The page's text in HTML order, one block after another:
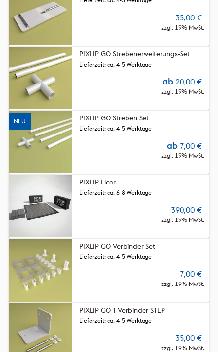
35,00 €
zzgl. 19% MwSt.
PIXLIP GO Strebenerweiterungs-Set
ab 20,00 €
zzgl. 19% MwSt.
Lieferzeit: ca. 4-5 Werktage
NEU PIXLIP GO Streben Set
ab 7,00 €
zzgl. 19% MwSt.
Lieferzeit: ca. 4-5 Werktage
PIXLIP Floor
390,00 €
zzgl. 19% MwSt.
Lieferzeit: ca. 6-8 Werktage
PIXLIP GO Verbinder Set
7,00 €
zzgl. 19% MwSt.
Lieferzeit: ca. 4-5 Werktage
PIXLIP GO T-Verbinder STEP
35,00 €
zzgl. 19% MwSt.
Lieferzeit: ca. 4-5 Werktage